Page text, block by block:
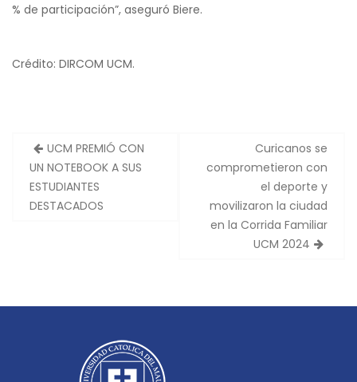
% de participación”, aseguró Biere.
Crédito: DIRCOM UCM.
c
UCM PREMIÓ CON
UN NOTEBOOK A SUS
ESTUDIANTES
DESTACADOS
Curicanos se
comprometieron con
el deporte y
movilizaron la ciudad
en la Corrida Familiar
UCM 2024